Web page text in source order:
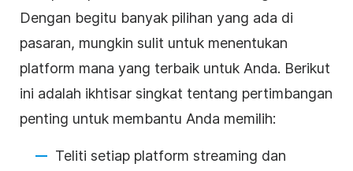
Dengan begitu banyak pilihan yang ada di
pasaran, mungkin sulit untuk menentukan
platform mana yang terbaik untuk Anda. Berikut
ini adalah ikhtisar singkat tentang pertimbangan
penting untuk membantu Anda memilih:
Teliti setiap platform streaming dan